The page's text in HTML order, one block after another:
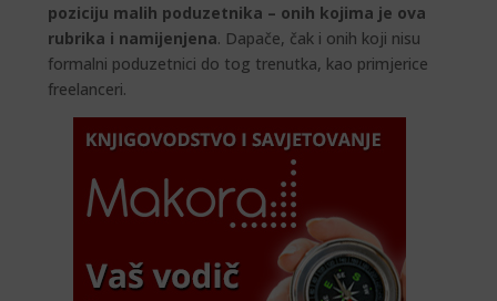
poziciju malih poduzetnika – onih kojima je ova
rubrika i namijenjena. Dapače, čak i onih koji nisu
formalni poduzetnici do tog trenutka, kao primjerice
freelanceri.